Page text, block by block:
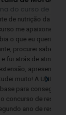
2016.
na metade do
nutrição clínica.
residência
Fiz monitoria,
congressos
a melhor
2016, fui
Hoje
fase